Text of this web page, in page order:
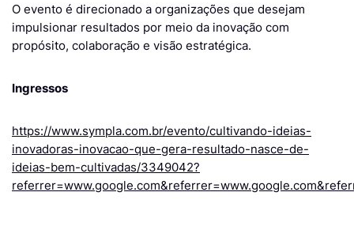
O evento é direcionado a organizações que desejam
impulsionar resultados por meio da inovação com
propósito, colaboração e visão estratégica.
Ingressos
https://www.sympla.com.br/evento/cultivando-ideias-
inovadoras-inovacao-que-gera-resultado-nasce-de-
ideias-bem-cultivadas/3349042?